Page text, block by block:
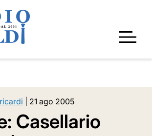
21 ago 2005
Casellario